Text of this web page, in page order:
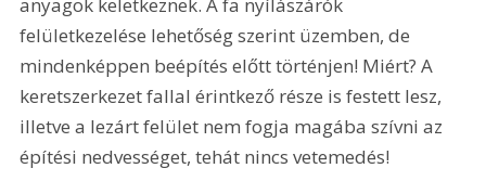
anyagok keletkeznek. A fa nyílászárók
felületkezelése lehetőség szerint üzemben, de
mindenképpen beépítés előtt történjen! Miért? A
keretszerkezet fallal érintkező része is festett lesz,
illetve a lezárt felület nem fogja magába szívni az
építési nedvességet, tehát nincs vetemedés!